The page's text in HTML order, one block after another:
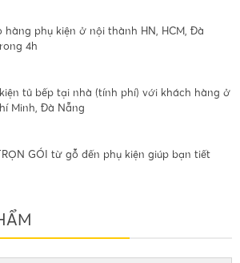
hàng phụ kiện ở nội thành HN, HCM, Đà
4h
tủ bếp tại nhà (tính phí) với khách hàng ở
Minh, Đà Nẵng
GÓI từ gỗ đến phụ kiện giúp bạn tiết